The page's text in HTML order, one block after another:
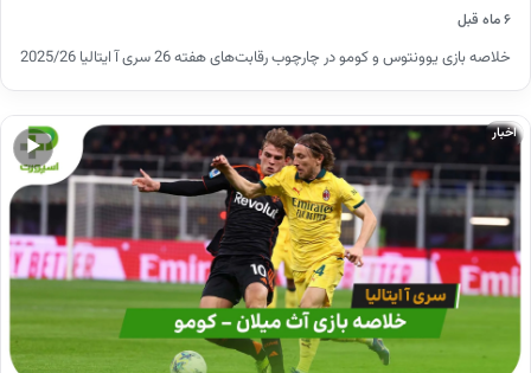
۶ ماه قبل
خلاصه بازی یوونتوس و کومو در چارچوب رقابت‌های هفته 26 سری آ ایتالیا 2025/26
▶
اخبار